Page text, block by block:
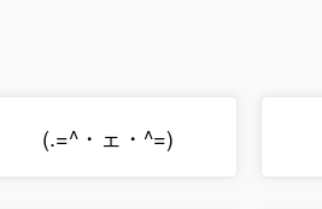
(.=^・ェ・^=)